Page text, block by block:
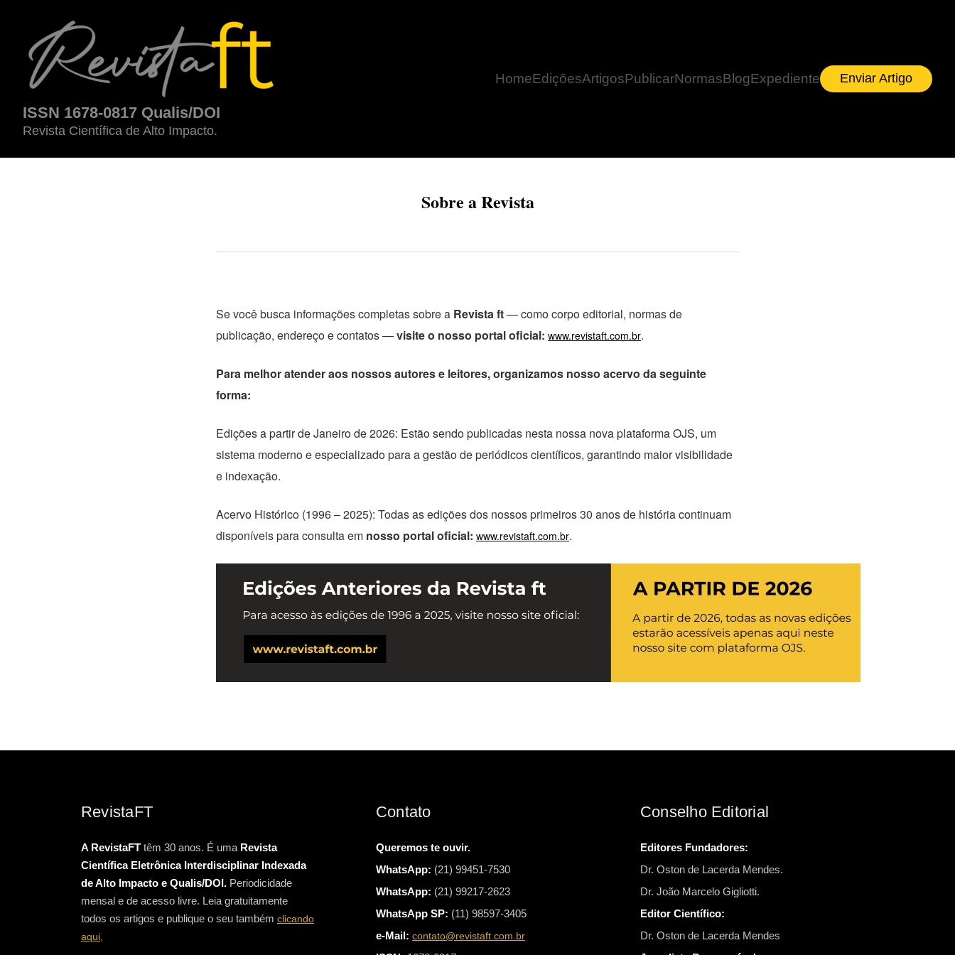
Sobre a Revista
ISSN 1678-0817 Qualis/DOI
Revista Científica de Alto Impacto.
HomeEdiçõesArtigosPublicarNormasBlogExpediente Enviar Artigo
Sobre a Revista
Se você busca informações completas sobre a Revista ft— como corpo editorial, normas de
publicação, endereço e contatos —visite o nosso portal oficial: www.revistaft.com.br.
Para melhor atender aos nossos autores e leitores, organizamos nosso acervo da seguinte
forma:
Edições a partir de Janeiro de 2026: Estão sendo publicadas nesta nossa nova plataforma OJS, um
sistema moderno e especializado para a gestão de periódicos científicos, garantindo maior visibilidade
e indexação.
Acervo Histórico (1996 – 2025): Todas as edições dos nossos primeiros 30 anos de história continuam
disponíveis para consulta em nosso portal oficial: www.revistaft.com.br.
RevistaFT
A RevistaFT têm 30 anos. É uma Revista
Científica Eletrônica Interdisciplinar Indexada
de Alto Impacto e Qualis/DOI. Periodicidade
mensal e de acesso livre. Leia gratuitamente
todos os artigos e publique o seu também clicando
aqui,
Contato
Queremos te ouvir.
WhatsApp: (21) 99451-7530
WhatsApp: (21) 99217-2623
WhatsApp SP: (11) 98597-3405
e-Mail: contato@revistaft.com.br
Conselho Editorial
Editores Fundadores:
Dr. Oston de Lacerda Mendes.
Dr. João Marcelo Gigliotti.
Editor Científico:
Dr. Oston de Lacerda Mendes